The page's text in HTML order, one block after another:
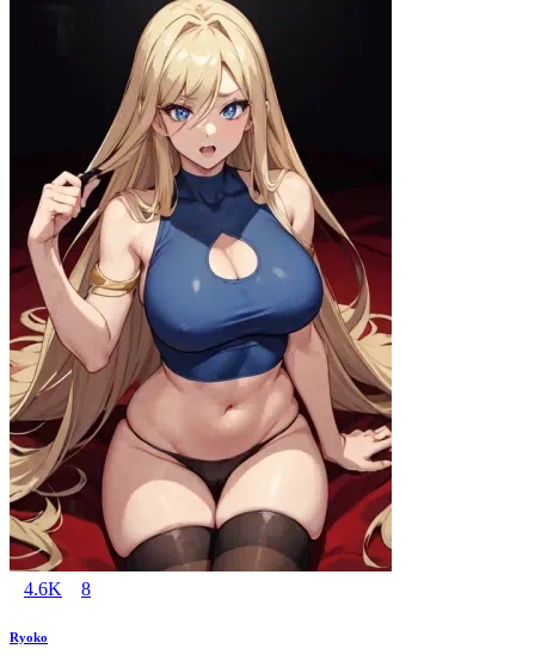
4.6K 8
Ryoko